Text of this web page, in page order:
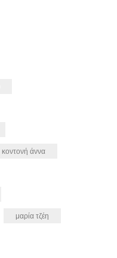
κοντονή άννα
μαρία τζέη